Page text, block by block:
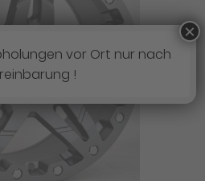
vor Ort nur nach
!
×